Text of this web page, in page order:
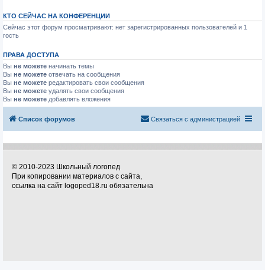
КТО СЕЙЧАС НА КОНФЕРЕНЦИИ
Сейчас этот форум просматривают: нет зарегистрированных пользователей и 1
гость
ПРАВА ДОСТУПА
Вы не можете начинать темы
Вы не можете отвечать на сообщения
Вы не можете редактировать свои сообщения
Вы не можете удалять свои сообщения
Вы не можете добавлять вложения
Список форумов Связаться с администрацией
© 2010-2023 Школьный логопед
При копировании материалов с сайта,
ссылка на сайт logoped18.ru обязательна